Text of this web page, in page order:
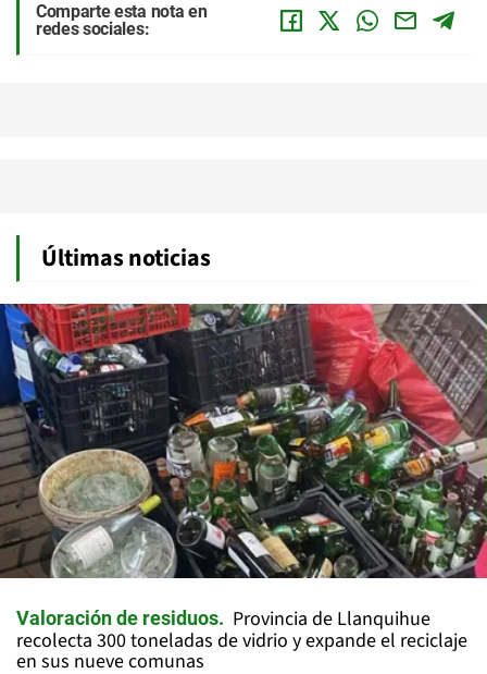
Comparte esta nota en
redes sociales:
Últimas noticias
Valoración de residuos
Provincia de Llanquihue
recolecta 300 toneladas de vidrio y expande el reciclaje
en sus nueve comunas